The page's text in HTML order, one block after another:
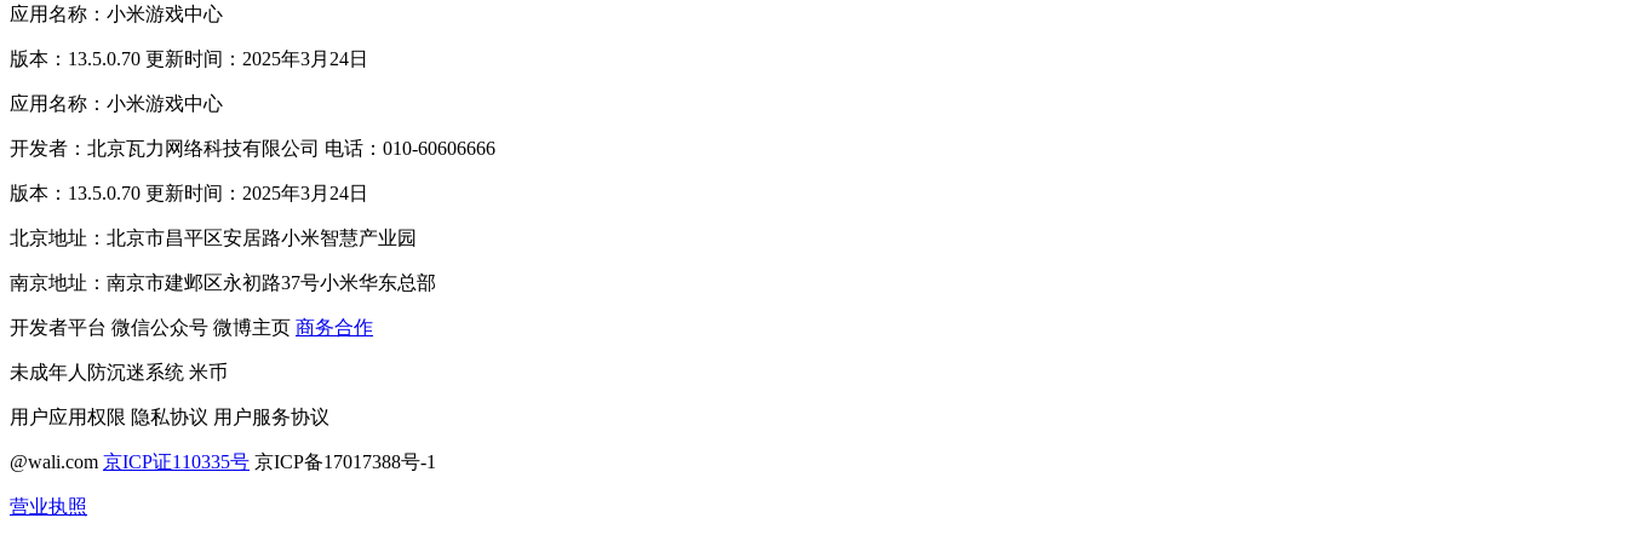
应用名称：小米游戏中心
版本：13.5.0.70 更新时间：2025年3月24日
应用名称：小米游戏中心
开发者：北京瓦力网络科技有限公司 电话：010-60606666
版本：13.5.0.70 更新时间：2025年3月24日
北京地址：北京市昌平区安居路小米智慧产业园
南京地址：南京市建邺区永初路37号小米华东总部
开发者平台 微信公众号 微博主页 商务合作
未成年人防沉迷系统 米币
用户应用权限 隐私协议 用户服务协议
@wali.com 京ICP证110335号 京ICP备17017388号-1
营业执照